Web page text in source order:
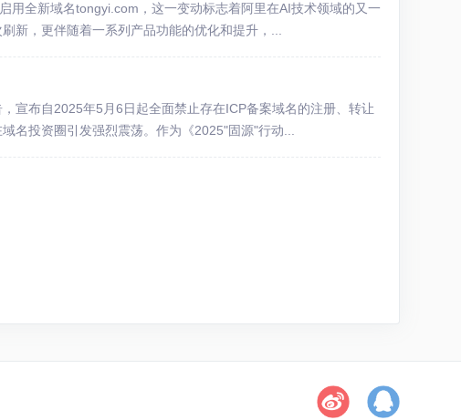
用全新域名tongyi.com，这一变动标志着阿里在AI技术领域的又一
新，更伴随着一系列产品功能的优化和提升，...
宣布自2025年5月6日起全面禁止存在ICP备案域名的注册、转让
名投资圈引发强烈震荡。作为《2025"固源"行动...